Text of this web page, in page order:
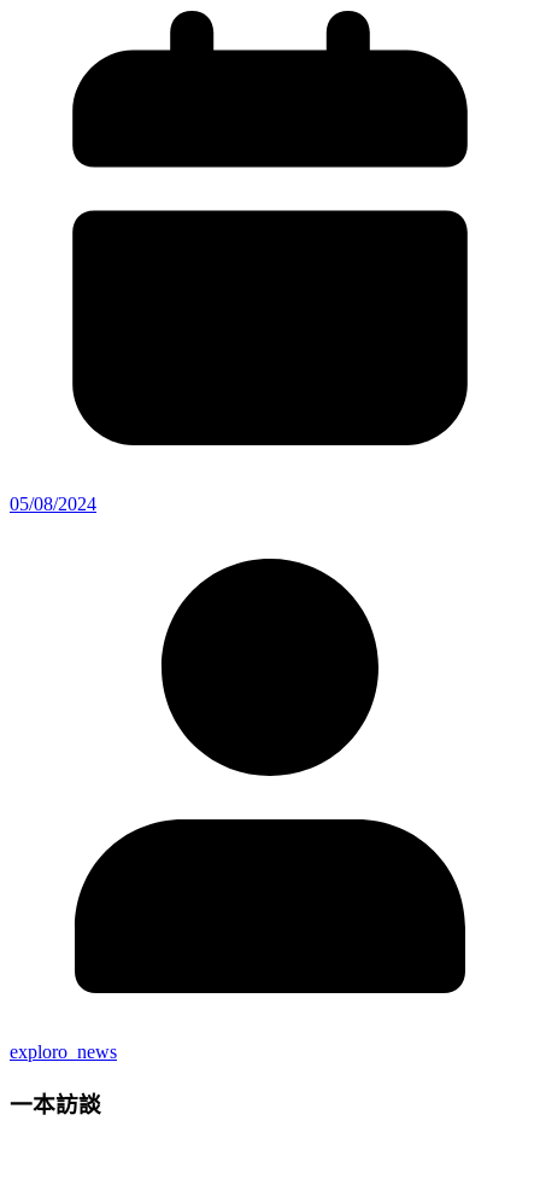
05/08/2024
exploro_news
一本訪談